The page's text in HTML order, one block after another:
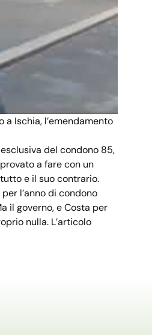
Ischia, l’emendamento
del condono 85,
a fare con un
e il suo contrario.
l’anno di condono
il governo, e Costa per
nulla. L’articolo